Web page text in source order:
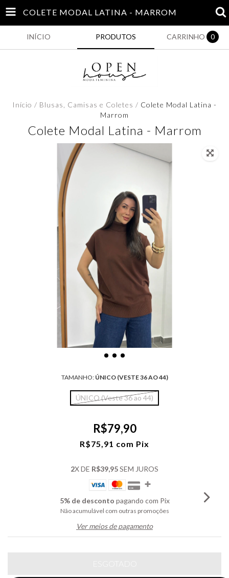
COLETE MODAL LATINA - MARROM
INÍCIO PRODUTOS CARRINHO 0
Início / Blusas, Camisas e Coletes / Colete Modal Latina -
Marrom
Colete Modal Latina - Marrom
TAMANHO: ÚNICO (VESTE 36 AO 44)
ÚNICO (Veste 36 ao 44)
R$79,90
R$75,91 com Pix
2X DE R$39,95SEM JUROS
5% de desconto pagando com Pix
Não acumulável com outras promoções
Ver meios de pagamento